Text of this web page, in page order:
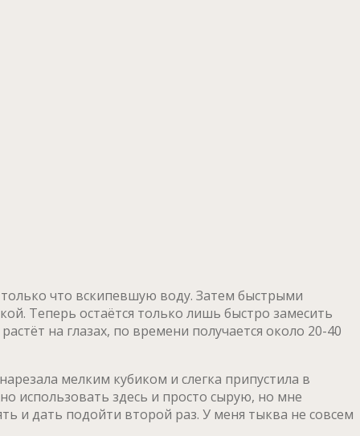
только что вскипевшую воду. Затем быстрыми
Теперь остаётся только лишь быстро замесить
на глазах, по времени получается около 20-40
мелким кубиком и слегка припустила в
использовать здесь и просто сырую, но мне
и дать подойти второй раз. У меня тыква не совсем